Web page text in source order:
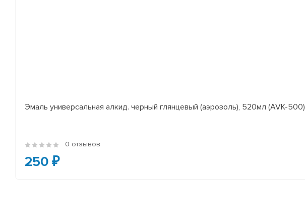
Эмаль универсальная алкид. черный глянцевый (аэрозоль), 520мл (AVK-500)
0 отзывов
250 ₽